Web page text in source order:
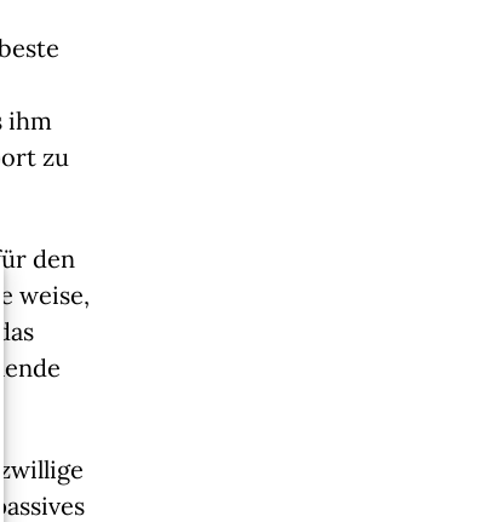
ihm
zu
den
weise,